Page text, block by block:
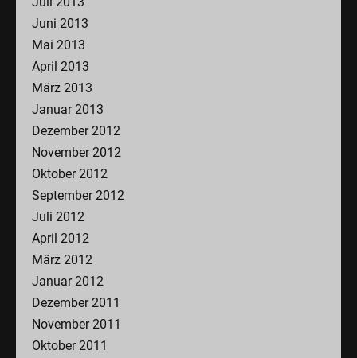
Juni 2013
Mai 2013
April 2013
März 2013
Januar 2013
Dezember 2012
November 2012
Oktober 2012
September 2012
Juli 2012
April 2012
März 2012
Januar 2012
Dezember 2011
November 2011
Oktober 2011